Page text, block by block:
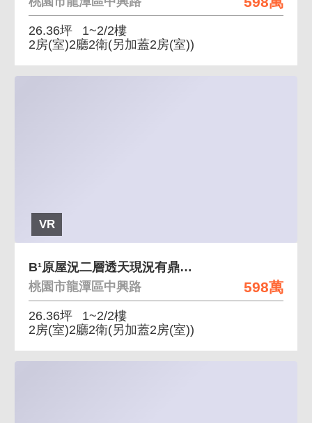
26.36坪
1~2/2樓
2房(室)2廳2衛(另加蓋2房(室))
VR
598萬
B¹原屋況二層透天現況有鼎佳改造便利好停車
桃園市龍潭區中興路
26.36坪
1~2/2樓
2房(室)2廳2衛(另加蓋2房(室))